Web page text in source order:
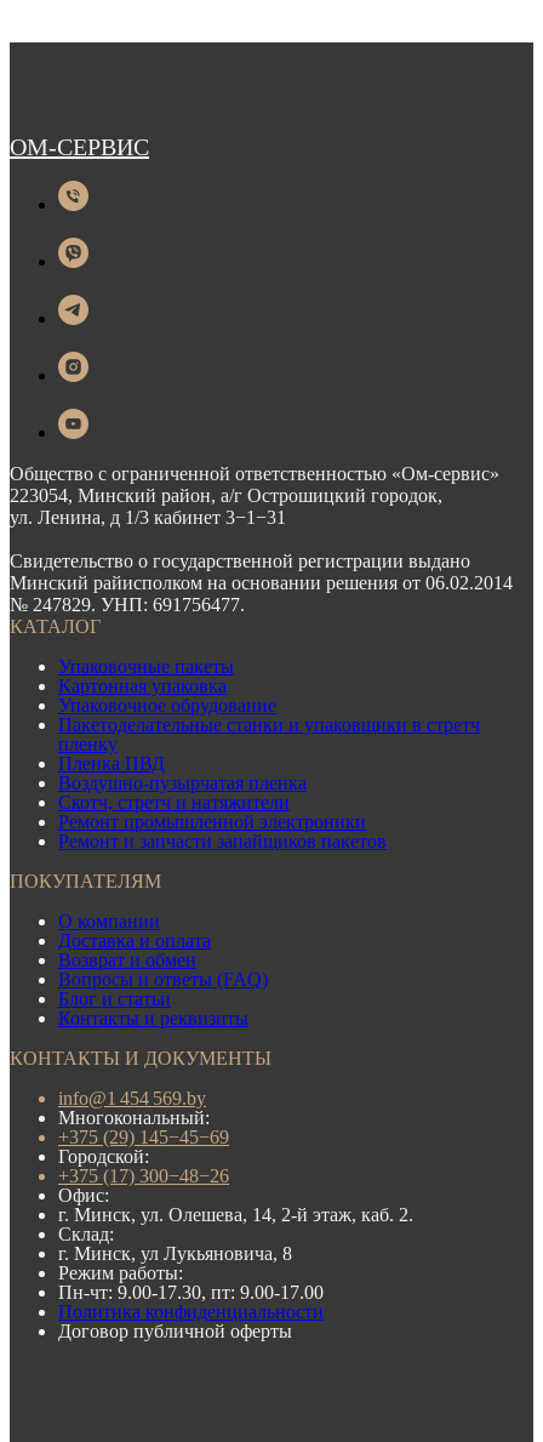
ОМ-СЕРВИС
Общество с ограниченной ответственностью «Ом-сервис»
223054, Минский район, а/г Острошицкий городок,
ул. Ленина, д 1/3 кабинет 3−1−31
Свидетельство о государственной регистрации выдано
Минский райисполком на основании решения от 06.02.2014
№ 247829. УНП: 691756477.
КАТАЛОГ
Упаковочные пакеты
Картонная упаковка
Упаковочное обрудование
Пакетоделательные станки и упаковщики в стретч
пленку
Пленка ПВД
Воздушно-пузырчатая пленка
Скотч, стретч и натяжители
Ремонт промышленной электроники
Ремонт и запчасти запайщиков пакетов
ПОКУПАТЕЛЯМ
О компании
Доставка и оплата
Возврат и обмен
Вопросы и ответы (FAQ)
Блог и статьи
Контакты и реквизиты
КОНТАКТЫ И ДОКУМЕНТЫ
info@1 454 569.by
Многокональный:
+375 (29) 145−45−69
Городской:
+375 (17) 300−48−26
Офис:
г. Минск, ул. Олешева, 14, 2-й этаж, каб. 2.
Склад:
г. Минск, ул Лукьяновича, 8
Режим работы:
Пн-чт: 9.00-17.30, пт: 9.00-17.00
Политика конфиденциальности
Договор публичной оферты